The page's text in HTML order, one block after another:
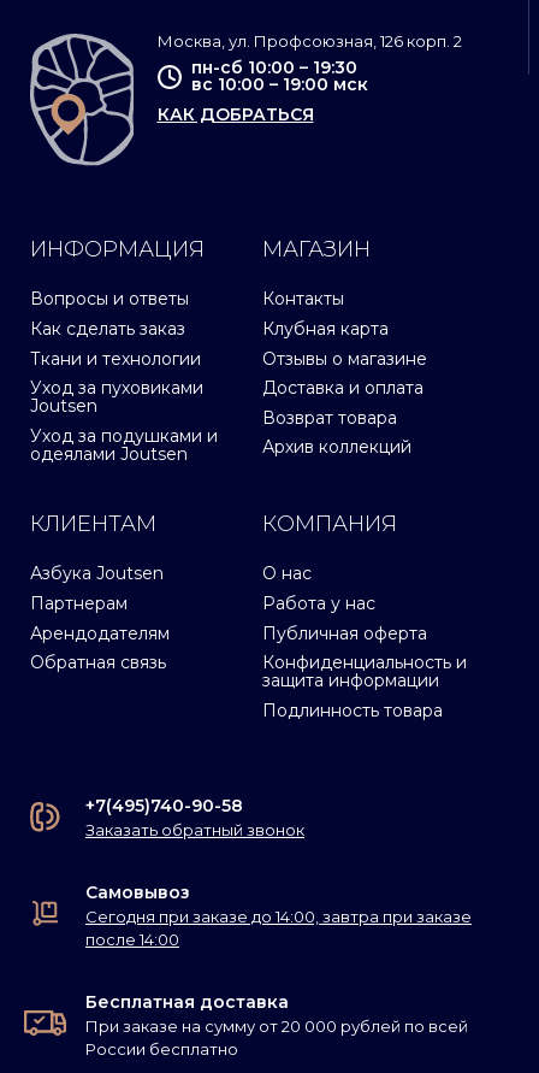
ИНФОРМАЦИЯ
Вопросы и ответы
Как сделать заказ
Ткани и технологии
Уход за пуховиками
Joutsen
Уход за подушками и
одеялами Joutsen
МАГАЗИН
Контакты
Клубная карта
Отзывы о магазине
Доставка и оплата
Возврат товара
Архив коллекций
КЛИЕНТАМ
Азбука Joutsen
Партнерам
Арендодателям
Обратная связь
КОМПАНИЯ
О нас
Работа у нас
Публичная оферта
Конфиденциальность и
защита информации
Подлинность товара
Москва, ул. Профсоюзная, 126 корп. 2
пн-сб 10:00 – 19:30
вс 10:00 – 19:00 мск
КАК ДОБРАТЬСЯ
+7(495)740-90-58
Заказать обратный звонок
Самовывоз
Сегодня при заказе до 14:00, завтра при заказе
после 14:00
Бесплатная доставка
При заказе на сумму от 20 000 рублей по всей
России бесплатно